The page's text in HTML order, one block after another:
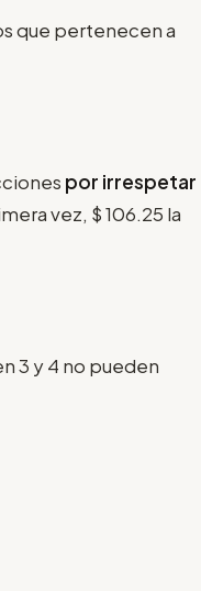
que pertenecen a
por irrespetar
vez, $ 106.25 la
3 y 4 no pueden